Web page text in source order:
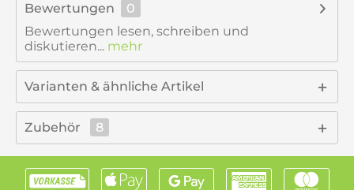
Bewertungen
0
Bewertungen lesen, schreiben und
diskutieren... mehr
Varianten & ähnliche Artikel
Zubehör 8